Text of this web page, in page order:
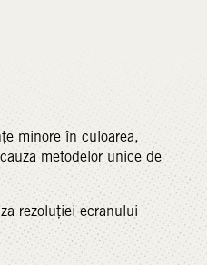
minore în culoarea,
metodelor unice de
rezoluției ecranului